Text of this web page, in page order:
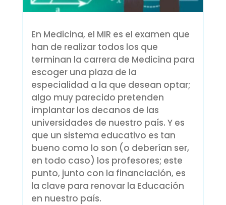
En Medicina, el MIR es el examen que
han de realizar todos los que
terminan la carrera de Medicina para
escoger una plaza de la
especialidad a la que desean optar;
algo muy parecido pretenden
implantar los decanos de las
universidades de nuestro país. Y es
que un sistema educativo es tan
bueno como lo son (o deberían ser,
en todo caso) los profesores; este
punto, junto con la financiación, es
la clave para renovar la Educación
en nuestro país.